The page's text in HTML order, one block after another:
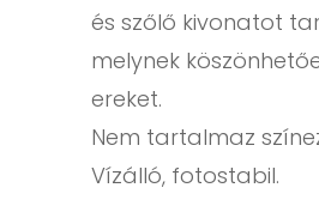
és szőlő kivonatot
melynek
ereket.
Nem tartalmaz
Vízálló, fotostabil.